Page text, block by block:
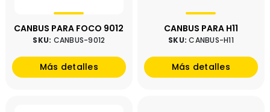
CANBUS PARA FOCO 9012
SKU: CANBUS-9012
Más detalles
CANBUS PARA H11
SKU:CANBUS-H11
Más detalles